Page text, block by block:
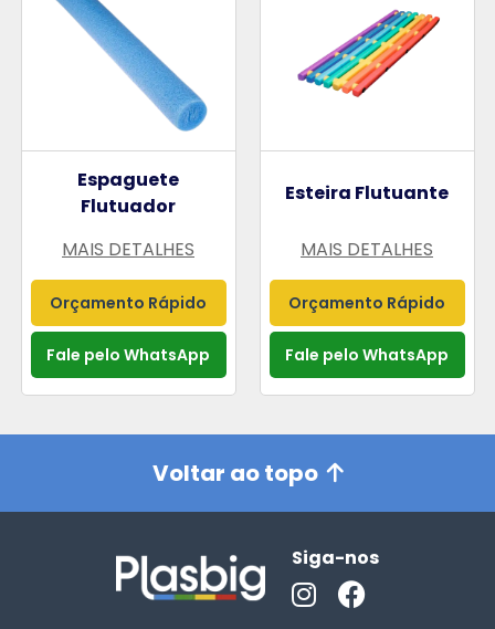
Espaguete
Flutuador
MAIS DETALHES
Orçamento Rápido
Fale pelo WhatsApp
Esteira Flutuante
MAIS DETALHES
Orçamento Rápido
Fale pelo WhatsApp
Voltar ao topo
Siga-nos